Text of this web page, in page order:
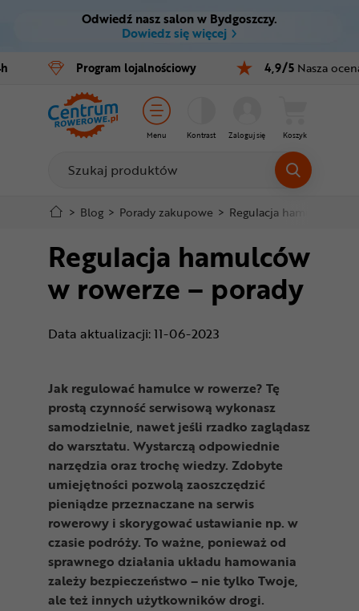
Ctrl M
Menu główne
Stopka
Mapa strony
Odwiedź nasz salon w Bydgoszczy.
Dowiedz się więcej
Program lojalnościowy 4,9/5 Nasza
Menu Kontrast Zaloguj się Koszyk
Rowery
E-bike
Części
Akcesoria
Odzież
Kaski
Buty
Warsztat
Nowości
Superoferta
> Blog > Porady zakupowe > Regulacja hamulców w
Regulacja hamulców
w rowerze – porady
Data aktualizacji: 11-06-2023
Jak regulować hamulce w rowerze? Tę
prostą czynność serwisową wykonasz
samodzielnie, nawet jeśli rzadko zaglądasz
do warsztatu. Wystarczą odpowiednie
narzędzia oraz trochę wiedzy. Zdobyte
umiejętności pozwolą zaoszczędzić
pieniądze przeznaczane na serwis
rowerowy i skorygować ustawianie np. w
czasie podróży. To ważne, ponieważ od
sprawnego działania układu hamowania
zależy bezpieczeństwo – nie tylko Twoje,
ale też innych użytkowników drogi.